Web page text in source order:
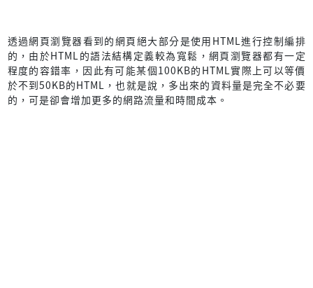
透過網頁瀏覽器看到的網頁絕大部分是使用HTML進行控制編排
的，由於HTML的語法結構定義較為寬鬆，網頁瀏覽器都有一定
程度的容錯率，因此有可能某個100KB的HTML實際上可以等價
於不到50KB的HTML，也就是說，多出來的資料量是完全不必要
的，可是卻會增加更多的網路流量和時間成本。